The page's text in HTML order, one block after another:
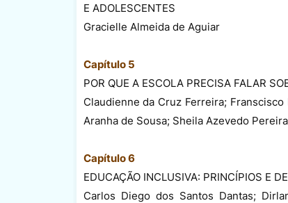
E ADOLESCENTES
Gracielle Almeida de Aguiar
Capítulo 5
POR QUE A ESCOLA PRECISA FALAR
Claudienne da Cruz Ferreira;
Aranha de Sousa; Sheila Azevedo
Capítulo 6
EDUCAÇÃO INCLUSIVA: PRINCÍPIOS E
Carlos Diego dos Santos Dantas;